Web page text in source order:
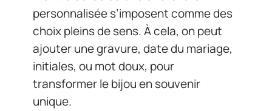
personnalisée s’imposent comme des
choix pleins de sens. À cela, on peut
ajouter une gravure, date du mariage,
initiales, ou mot doux, pour
transformer le bijou en souvenir
unique.